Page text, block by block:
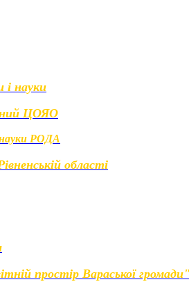
і науки
ЦОЯО
РОДА
області
простір Вараської